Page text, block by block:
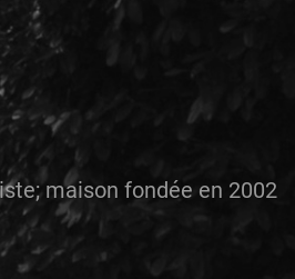
maison fondée en 2002